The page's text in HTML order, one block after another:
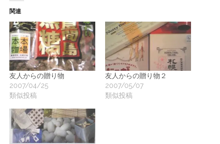
関連
友人からの贈り物
2007/04/25
類似投稿
友人からの贈り物２
2007/05/07
類似投稿